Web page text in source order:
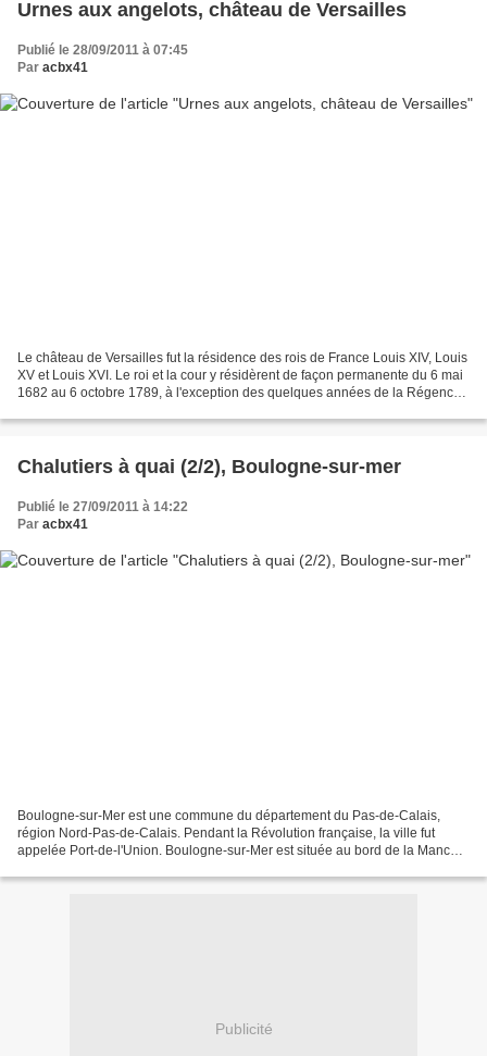
Urnes aux angelots, château de Versailles
Publié le 28/09/2011 à 07:45
Par acbx41
Le château de Versailles fut la résidence des rois de France Louis XIV, Louis
XV et Louis XVI. Le roi et la cour y résidèrent de façon permanente du 6 mai
1682 au 6 octobre 1789, à l'exception des quelques années de la Régence.
Chalutiers à quai (2/2), Boulogne-sur-mer
Publié le 27/09/2011 à 14:22
Par acbx41
Boulogne-sur-Mer est une commune du département du Pas-de-Calais,
région Nord-Pas-de-Calais. Pendant la Révolution française, la ville fut
appelée Port-de-l'Union. Boulogne-sur-Mer est située au bord de la Manche,
Publicité